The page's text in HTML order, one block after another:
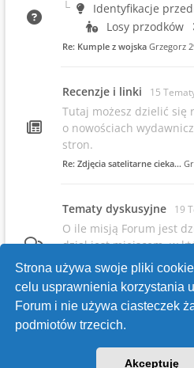
Strona używa swoje pliki
celu usprawnienia korzystania
Forum i nie używa ciasteczek
podmiotów trzecich.
Akceptuję
Identyfikacje
Losy przodków
Re: Kumple z wojska Grzegorz
Recenzje i linki 15
Tutaj możesz dzielić się
o nowościach
stron.
Re: Zdjęcia satelitarne cieka…
Tematy dyskusyjne 19
O ile misją Forum jest
dział jest miejscem, w
swoimi opiniami.
Re: Infowsparcie.net/wria/ pr…